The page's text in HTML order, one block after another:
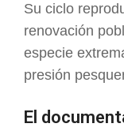
Su ciclo
renovación
especie
presión
El